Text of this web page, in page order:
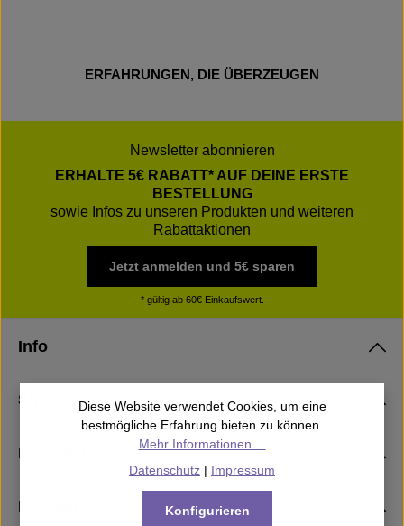
ERFAHRUNGEN, DIE ÜBERZEUGEN
Newsletter abonnieren
ERHALTE 5€ RABATT* AUF DEINE ERSTE
BESTELLUNG
sowie Infos zu unseren Produkten und weiteren
Rabattaktionen
Jetzt anmelden und 5€ sparen
* gültig ab 60€ Einkaufswert.
Info
Shop
Rechtliches
Kontakt
Diese Website verwendet Cookies, um eine
bestmögliche Erfahrung bieten zu können.
Mehr Informationen ...
Datenschutz | Impressum
Konfigurieren